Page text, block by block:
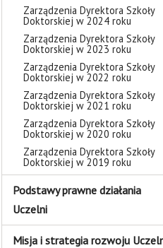
Zarządzenia Dyrektora Szkoły
Doktorskiej w 2024 roku
Zarządzenia Dyrektora Szkoły
Doktorskiej w 2023 roku
Zarządzenia Dyrektora Szkoły
Doktorskiej w 2022 roku
Zarządzenia Dyrektora Szkoły
Doktorskiej w 2021 roku
Zarządzenia Dyrektora Szkoły
Doktorskiej w 2020 roku
Zarządzenia Dyrektora Szkoły
Doktorskiej w 2019 roku
Podstawy prawne działania
Uczelni
Misja i strategia rozwoju